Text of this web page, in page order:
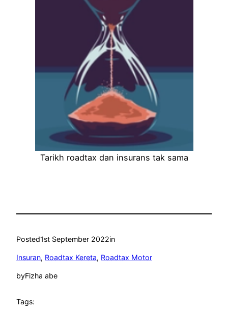
Tarikh roadtax dan insurans tak sama
Posted1st September 2022in
Insuran, Roadtax Kereta, Roadtax Motor
byFizha abe
Tags: